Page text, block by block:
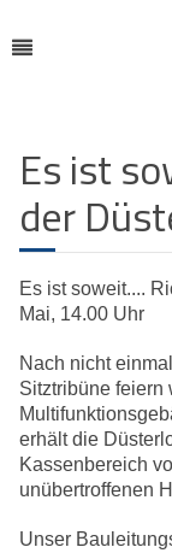
Es ist
der
Es ist soweit....
Mai, 14.00 Uhr
Nach nicht
Sitztribüne feiern
erhält die
Kassenbereich
unübertroffenen
Unser